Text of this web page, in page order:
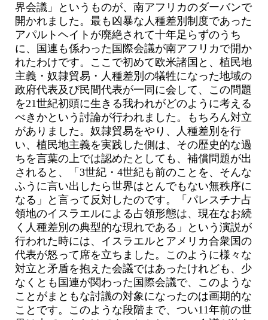
界会議」というものが、南アフリカのダーバンで
開かれました。最も凶暴な人種差別制度であった
アパルトヘイトが廃絶されて十年足らずのうち
に、国連も係わった国際会議が南アフリカで開か
れたわけです。ここで初めて欧米諸国と、植民地
主義・奴隷貿易・人種差別の犠牲になった地域の
政府代表及び民間代表が一同に会して、この問題
を21世紀初頭に生きる我われがどのように考える
べきかという討論が行われました。もちろん対立
がありました。奴隷貿易をやり、人種差別を行
い、植民地主義を実践した側は、その歴史的な過
ちを言葉の上では認めたとしても、補償問題が出
されると、「3世紀・4世紀も前のことを、そんな
ふうに言い出したら世界はとんでもない無秩序に
なる」と言って反対したのです。「パレスチナ占
領地のイスラエルによる占領形態は、現在なお続
く人種差別の典型的な現れである」という演説が
行われた時には、イスラエルとアメリカ合衆国の
代表が怒って席を立ちました。このように様々な
対立と矛盾を抱えた会議ではあったけれども、少
なくとも国連が関わった国際会議で、このような
ことがまともな討議の対象になったのは画期的な
ことです。このような段階まで、つい11年前の世